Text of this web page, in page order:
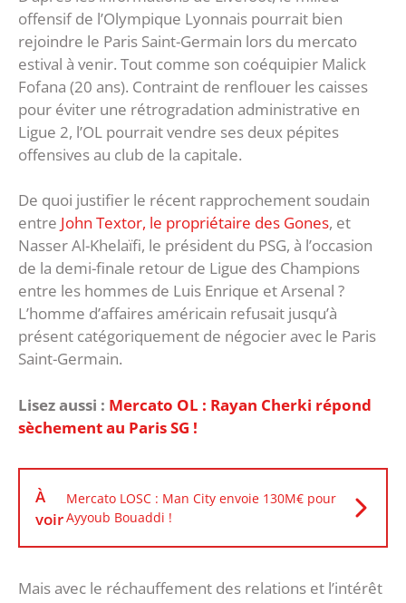
offensif de l’Olympique Lyonnais pourrait bien
rejoindre le Paris Saint-Germain lors du mercato
estival à venir. Tout comme son coéquipier Malick
Fofana (20 ans). Contraint de renflouer les caisses
pour éviter une rétrogradation administrative en
Ligue 2, l’OL pourrait vendre ses deux pépites
offensives au club de la capitale.
De quoi justifier le récent rapprochement soudain
entre John Textor, le propriétaire des Gones, et
Nasser Al-Khelaïfi, le président du PSG, à l’occasion
de la demi-finale retour de Ligue des Champions
entre les hommes de Luis Enrique et Arsenal ?
L’homme d’affaires américain refusait jusqu’à
présent catégoriquement de négocier avec le Paris
Saint-Germain.
Lisez aussi : Mercato OL : Rayan Cherki répond
sèchement au Paris SG !
À
voir
Mercato LOSC : Man City envoie 130M€ pour
Ayyoub Bouaddi !
Mais avec le réchauffement des relations et l’intérêt